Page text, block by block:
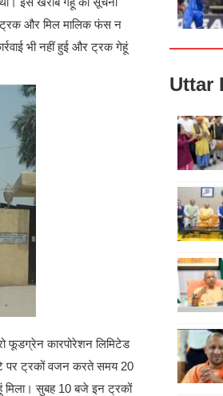
ट्रक और मिल मालिक फंस न
भी नहीं हुई और ट्रक गेहूं
फूडग्रेन कारपोरेशन लिमिटेड
पर ट्रकों वजन करते समय 20
मिला। सुबह 10 बजे इन ट्रकों
Uttar